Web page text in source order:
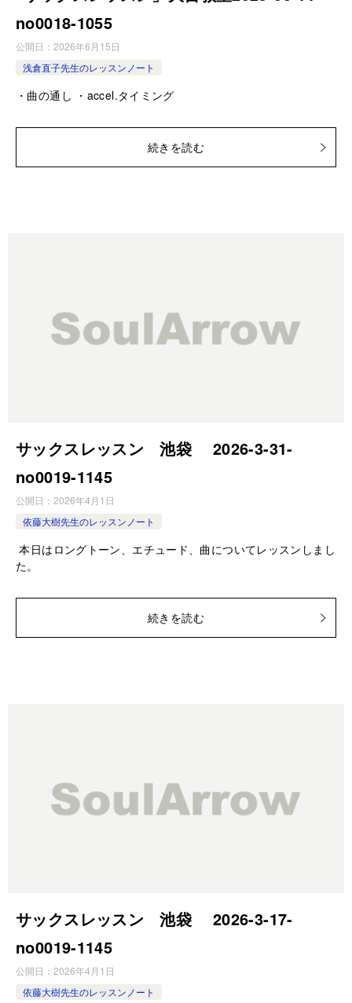
no0018-­1055
公開日： 2026年6月15日
浅倉直子先生のレッスンノート
・曲の通し ・accel.タイミング
続きを読む
サックスレッスン 池袋 2026-3-31-
no0019-1145
公開日： 2026年4月1日
依藤大樹先生のレッスンノート
本日はロングトーン、エチュード、曲についてレッスンしまし
た。
続きを読む
サックスレッスン 池袋 2026-3-17-
no0019-1145
公開日： 2026年4月1日
依藤大樹先生のレッスンノート